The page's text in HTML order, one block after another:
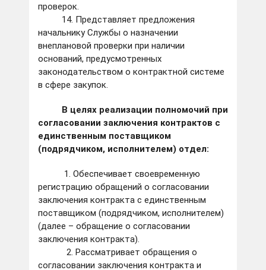
проверок.
14. Представляет предложения
начальнику Службы о назначении
внеплановой проверки при наличии
оснований, предусмотренных
законодательством о контрактной системе
в сфере закупок.
В целях реализации полномочий при
согласовании заключения контрактов с
единственным поставщиком
(подрядчиком, исполнителем) отдел:
1. Обеспечивает своевременную
регистрацию обращений о согласовании
заключения контракта с единственным
поставщиком (подрядчиком, исполнителем)
(далее – обращение о согласовании
заключения контракта).
2. Рассматривает обращения о
согласовании заключения контракта и